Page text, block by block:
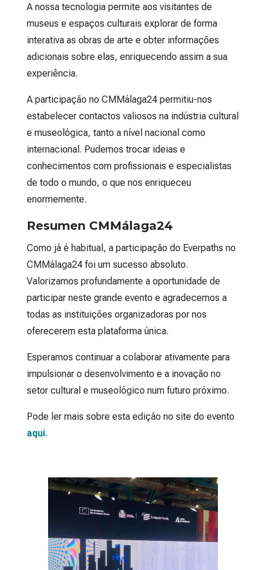
A nossa tecnologia permite aos visitantes de
museus e espaços culturais explorar de forma
interativa as obras de arte e obter informações
adicionais sobre elas, enriquecendo assim a sua
experiência.
A participação no CMMálaga24 permitiu-nos
estabelecer contactos valiosos na indústria cultural
e museológica, tanto a nível nacional como
internacional. Pudemos trocar ideias e
conhecimentos com profissionais e especialistas
de todo o mundo, o que nos enriqueceu
enormemente.
Resumen CMMálaga24
Como já é habitual, a participação do Everpaths no
CMMálaga24 foi um sucesso absoluto.
Valorizamos profundamente a oportunidade de
participar neste grande evento e agradecemos a
todas as instituições organizadoras por nos
oferecerem esta plataforma única.
Esperamos continuar a colaborar ativamente para
impulsionar o desenvolvimento e a inovação no
setor cultural e museológico num futuro próximo.
Pode ler mais sobre esta edição no site do evento
aqui.